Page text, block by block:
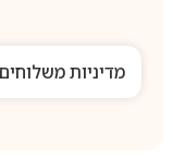
מדיניות משלוחים